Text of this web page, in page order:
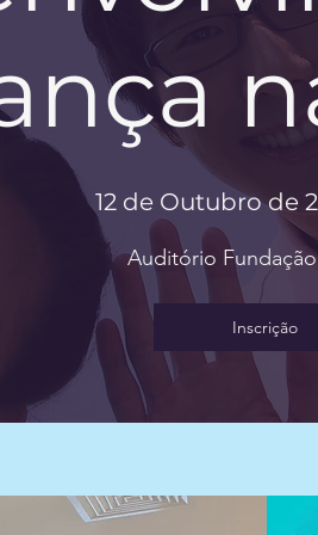
12 de Outubro de
Auditório
Inscrição